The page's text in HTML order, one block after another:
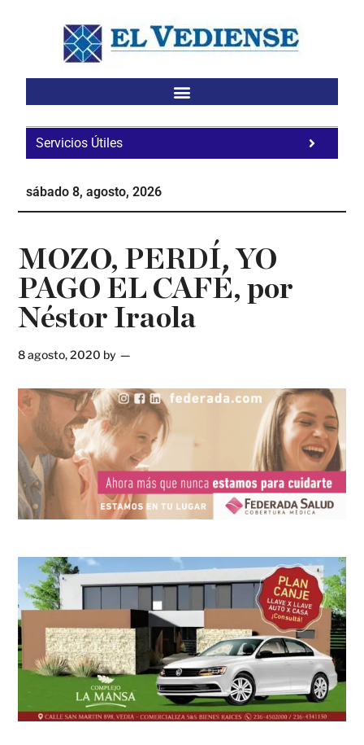
Servicios Útiles
sábado 8, agosto, 2026
MOZO, PERDÍ, YO
PAGO EL CAFÉ, por
Néstor Iraola
8 agosto, 2020 by